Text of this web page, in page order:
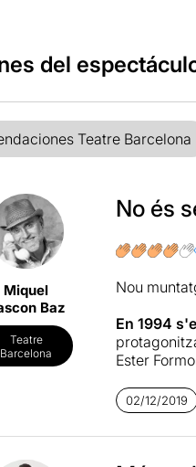
del
Teatre Barcelona
Miquel
Baz
Teatre
Barcelona
No és
Nou
En 1994
Ester
Fins i tot,
ser
02/12/2019